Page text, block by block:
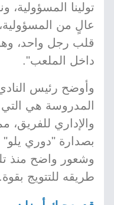
تولينا
عالٍ من
قلب رجل واحد،
داخل الملعب".
وأوضح رئيس
المدروسة هي
والإداري
بصدارة "دوري يلو"
وشعور واضح منذ
طريقه للتتويج بقوة.